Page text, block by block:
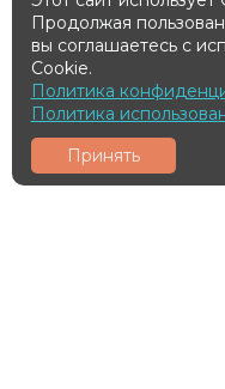
Продолжая
вы соглашаетесь с
Cookie.
Политика
Политика
Принять